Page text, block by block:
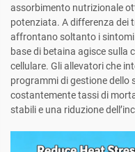
assorbimento nutrizionale
potenziata. A differenza dei
affrontano soltanto i
base di betaina agisce sulla
cellulare. Gli allevatori che
programmi di gestione dello
costantemente tassi di
stabili e una riduzione